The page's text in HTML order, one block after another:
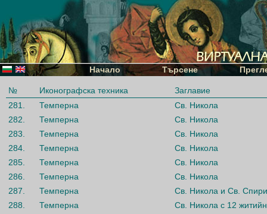
Начало Търсене
№ Иконографска техника
Заглавие
281.
Темперна
Св. Никола
282.
Темперна
Св. Никола
283.
Темперна
Св. Никола
284.
Темперна
Св. Никола
285.
Темперна
Св. Никола
286.
Темперна
Св. Никола
287.
Темперна
Св. Никола и Св.
288.
Темперна
Св. Никола с 12